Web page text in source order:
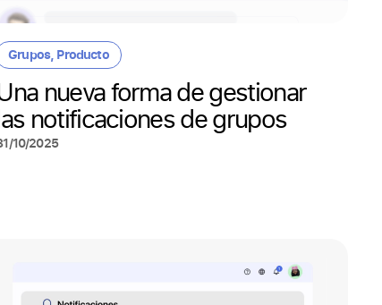
Grupos, Producto
nueva forma de gestionar
notificaciones de grupos
10/2025